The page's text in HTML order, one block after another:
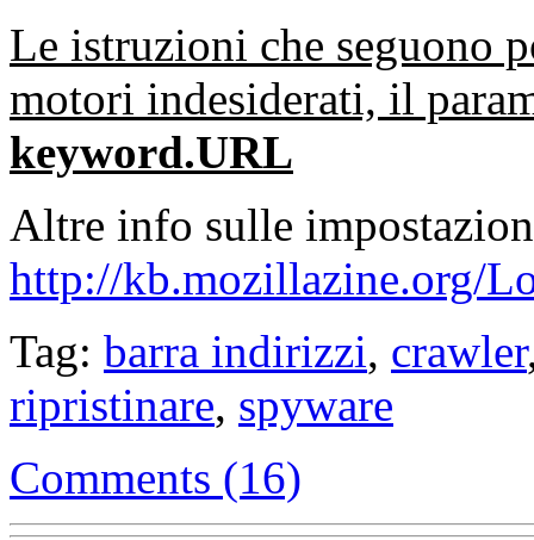
Le istruzioni che seguono
motori indesiderati, il
keyword.URL
Altre info sulle
http://kb.mozillazine.org/
Tag: barra indirizzi, crawler
ripristinare, spyware
Comments (16)